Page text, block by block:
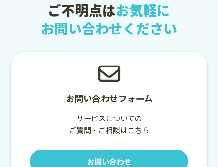
ご不明点はお気軽に
お問い合わせください
お問い合わせフォーム
サービスについての
ご質問・ご相談はこちら
お問い合わせ